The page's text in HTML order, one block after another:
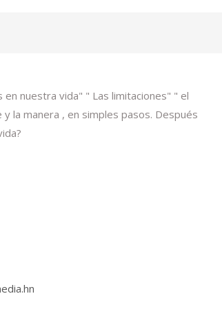
nuestra vida" " Las limitaciones" " el
la manera , en simples pasos. Después